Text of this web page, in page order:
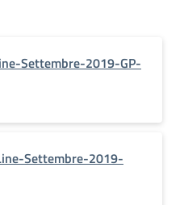
Settembre-2019-GP-
Settembre-2019-